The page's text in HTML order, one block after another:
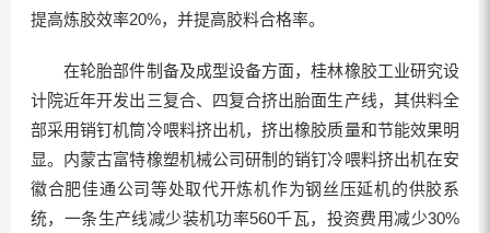
提高炼胶效率20%，并提高胶料合格率。
在轮胎部件制备及成型设备方面，桂林橡胶工业研究设
计院近年开发出三复合、四复合挤出胎面生产线，其供料全
部采用销钉机筒冷喂料挤出机，挤出橡胶质量和节能效果明
显。内蒙古富特橡塑机械公司研制的销钉冷喂料挤出机在安
徽合肥佳通公司等处取代开炼机作为钢丝压延机的供胶系
统，一条生产线减少装机功率560千瓦，投资费用减少30%